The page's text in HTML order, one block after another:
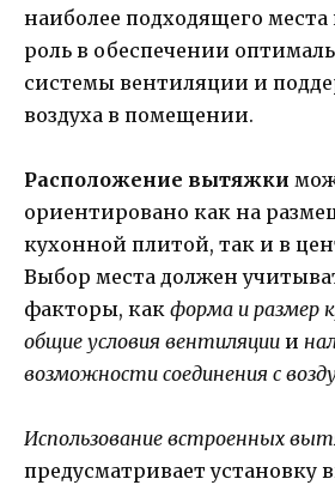
наиболее подходящего
роль в обеспечении
системы вентиляции и
воздуха в помещении.
Расположение вытяжки
ориентировано как на
кухонной плитой, так и в
Выбор места должен
факторы, как форма и размер
общие условия вентиляции и
возможности соединения с
Использование встроенных
предусматривает установку